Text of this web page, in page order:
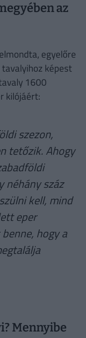
az
egyelőre
képest
1600
kilójáért:
szezon,
tetőzik. Ahogy
néhány száz
kell, mind
eper
hogy a
Mennyibe